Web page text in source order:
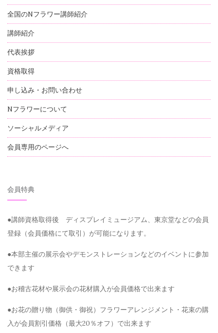
全国のNフラワー講師紹介
講師紹介
代表挨拶
資格取得
申し込み・お問い合わせ
Nフラワーについて
ソーシャルメディア
会員専用のページへ
会員特典
●講師資格取得後 ディスプレイミュージアム、東京堂などの会員
登録（会員価格にて取引）が可能になります。
●本部主催の展示会やデモンストレーションなどのイベントに参加
できます
●お稽古花材や展示会の花材購入が会員価格で出来ます
●お花の贈り物（御供・御祝）フラワーアレンジメント・花束の購
入が会員割引価格（最大20％オフ）で出来ます